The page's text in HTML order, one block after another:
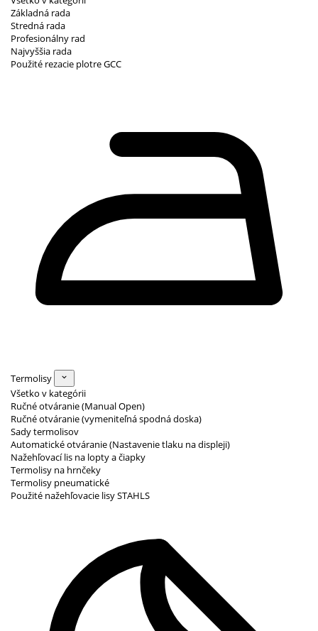
Základná rada
Stredná rada
Profesionálny rad
Najvyššia rada
Použité rezacie plotre GCC
Termolisy
Všetko v kategórii
Ručné otváranie (Manual Open)
Ručné otváranie (vymeniteľná spodná doska)
Sady termolisov
Automatické otváranie (Nastavenie tlaku na displeji)
Nažehľovací lis na lopty a čiapky
Termolisy na hrnčeky
Termolisy pneumatické
Použité nažehľovacie lisy STAHLS